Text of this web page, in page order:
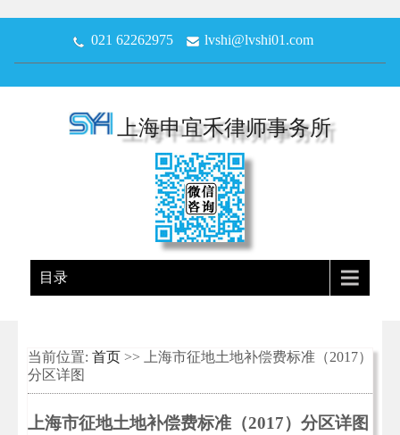
021 62262975 lvshi@lvshi01.com
上海申宜禾律师事务所
目录
当前位置: 首页 >> 上海市征地土地补偿费标准（2017）
分区详图
上海市征地土地补偿费标准（2017）分区详图